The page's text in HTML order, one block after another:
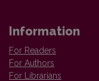
Information
For Readers
For Authors
For Librarians